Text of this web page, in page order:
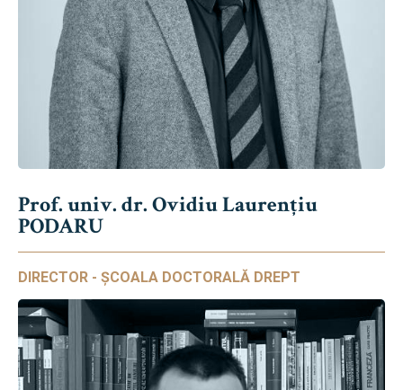
Prof. univ. dr. Ovidiu Laurențiu
PODARU
DIRECTOR - ȘCOALA DOCTORALĂ DREPT